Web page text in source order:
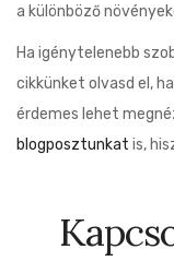
a különböző
Ha igénytelenebb
cikkünket olvasd el, ha
érdemes lehet
blogposztunkat is,